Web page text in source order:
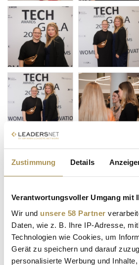
Zustimmung Details
Verantwortungsvoller Umgang mit
Wir und unsere 58 Partner
Daten, wie z. B. Ihre IP-Adresse,
Technologien wie Cookies, um
Gerät zu speichern und darauf
personalisierte Werbung und